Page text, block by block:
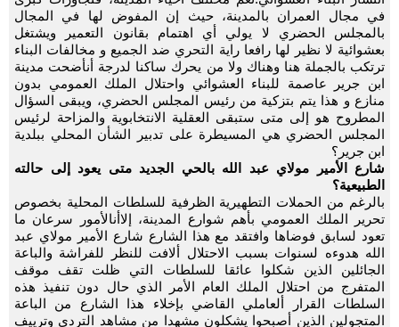
في مجال العمران بالمدينة، حيث إن المفوض لها في المجال
بالمجلس الحضري لا يولي أي اهتمام بقانون التعمير ويشتغل
بعشوائية لا نظير لها رافعا راية التحري ضد الجميع و مخالفات البناء
ترتكب بالجملة هنا وهناك ولا من يحرك ساكنا لدرجة أنأضحت مدينة
ابن جرير عاصمة للبناء العشوائي واحتلال الملك العمومي بدون
منازع و هذا يتم بتزكية من رئيس المجلس الحضري، ويبقى السؤال
المطروح هو إلى متى ستبقى العقلية الانتخابوية والمزاحة لرئيس
المجلس الحضري هي المسيطرة على تدبير الشأن المحلي ببلدية
ابن جرير؟
شارع
الأمير مولاي عبد الله بالحي الجديد متى يعود إلى حالته
الطبيعية؟
بالرغم من الحملات التطهيرية الظرفية للسلطات المحلية بخصوص
تحرير الملك العمومي بأهم شوارع المدينة، إلاأنالأمور سرعان ما
تعود لسابق فوضاها وافتقد مع هذا الشارع شارع الأمير مولاي عبد
الله هدوءه لسنوات بسبب الاحتلال ألافت للنظر للفراشة والباعة
الجائلين الذين شكلوا عائقا للسلطات التي ظلت تقف موقف
المتفرج من احتلال الملك العام الأمر الذي حال دون تنفيذ هذه
السلطات القرار ألعاملي القاضي بإخلاء هذا الشارع من الباعة
المتجولين الذين أصبحوا يشكلون مشهدا من مشاهد التردي وترييف